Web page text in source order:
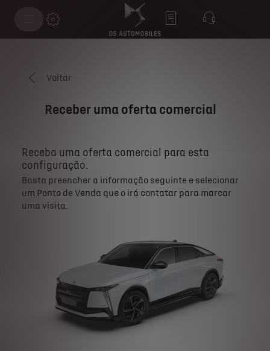
Voltar
Receber uma oferta comercial
Receba uma oferta comercial para esta
configuração.
Basta preencher a informação seguinte e selecionar
um Ponto de Venda que o irá contatar para marcar
uma visita.